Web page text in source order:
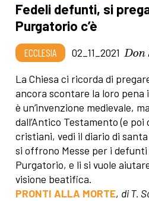
Fedeli defunti, si
Purgatorio c’è
ECCLESIA 02_11_2021 Don
La Chiesa ci ricorda di
ancora scontare la loro pena
è un’invenzione medievale,
dall’Antico Testamento (e poi
cristiani, vedi il diario di
si offrono Messe per i
Purgatorio, e li si vuole
visione beatifica.
PRONTI ALLA MORTE, di T.